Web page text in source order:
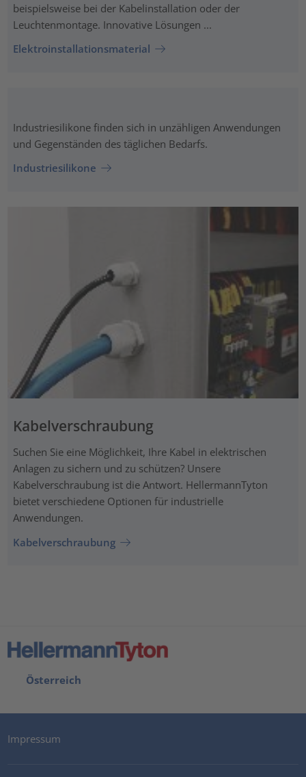
beispielsweise bei der Kabelinstallation oder der
Leuchtenmontage. Innovative Lösungen ...
Elektroinstallationsmaterial
Industriesilikone finden sich in unzähligen Anwendungen
und Gegenständen des täglichen Bedarfs.
Industriesilikone
Kabelverschraubung
Suchen Sie eine Möglichkeit, Ihre Kabel in elektrischen
Anlagen zu sichern und zu schützen? Unsere
Kabelverschraubung ist die Antwort. HellermannTyton
bietet verschiedene Optionen für industrielle
Anwendungen.
Kabelverschraubung
Österreich
Impressum